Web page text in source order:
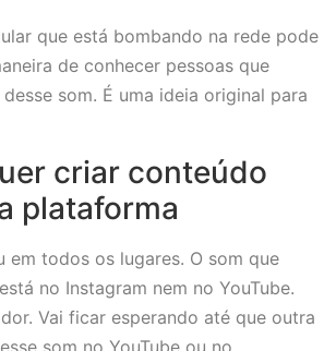
que está bombando na rede pode
de conhecer pessoas que
som. É uma ideia original para
criar conteúdo
plataforma
em todos os lugares. O som que
no Instagram nem no YouTube.
Vai ficar esperando até que outra